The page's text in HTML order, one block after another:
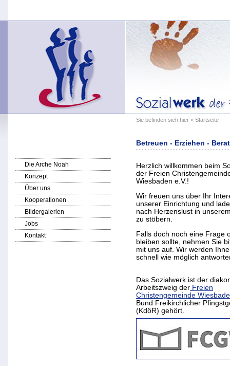
Sie befinden sich hier » Startseite
Die Arche Noah
Konzept
Über uns
Kooperationen
Bildergalerien
Jobs
Kontakt
Betreuen - Erziehen -
Herzlich willkommen beim
der Freien
Wiesbaden e.V.!
Wir freuen uns über Ihr
unserer Einrichtung und
nach Herzenslust in
zu stöbern.
Falls doch noch eine Frage
bleiben sollte, nehmen Sie
mit uns auf. Wir werden
schnell wie möglich
Das Sozialwerk ist der
Arbeitszweig der Freien
Christengemeinde
Bund Freikirchlicher
(KdöR) gehört.